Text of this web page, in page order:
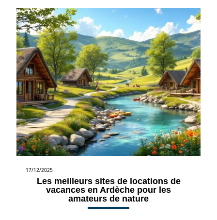
17/12/2025
Les meilleurs sites de locations de
vacances en Ardèche pour les
amateurs de nature